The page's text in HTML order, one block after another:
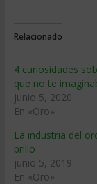
Relacionado
4 curiosidades
que no te
junio 5, 2020
En «Oro»
La industria del
brillo
junio 5, 2019
En «Oro»